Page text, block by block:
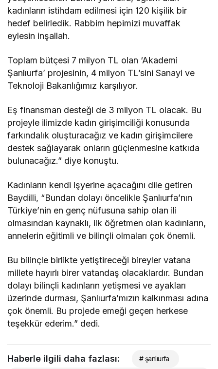
kadınların istihdam edilmesi için 120 kişilik bir
hedef belirledik. Rabbim hepimizi muvaffak
eylesin inşallah.
Toplam bütçesi 7 milyon TL olan ‘Akademi
Şanlıurfa’ projesinin, 4 milyon TL’sini Sanayi ve
Teknoloji Bakanlığımız karşılıyor.
Eş finansman desteği de 3 milyon TL olacak. Bu
projeyle ilimizde kadın girişimciliği konusunda
farkındalık oluşturacağız ve kadın girişimcilere
destek sağlayarak onların güçlenmesine katkıda
bulunacağız.” diye konuştu.
Kadınların kendi işyerine açacağını dile getiren
Baydilli, “Bundan dolayı öncelikle Şanlıurfa’nın
Türkiye’nin en genç nüfusuna sahip olan ili
olmasından kaynaklı, ilk öğretmen olan kadınların,
annelerin eğitimli ve bilinçli olmaları çok önemli.
Bu bilinçle birlikte yetiştireceği bireyler vatana
millete hayırlı birer vatandaş olacaklardır. Bundan
dolayı bilinçli kadınların yetişmesi ve ayakları
üzerinde durması, Şanlıurfa’mızın kalkınması adına
çok önemli. Bu projede emeği geçen herkese
teşekkür ederim.” dedi.
Haberle ilgili daha fazlası: # şanlıurfa